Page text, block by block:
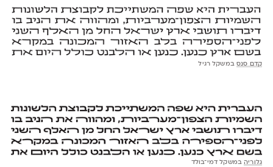
קדם סנסבמשקל רגיל
גלוריהבמשקל דמי־בולד